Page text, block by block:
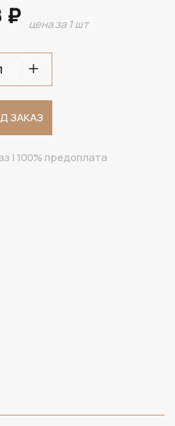
₽ цена за 1 шт
ЗАКАЗ
| 100% предоплата